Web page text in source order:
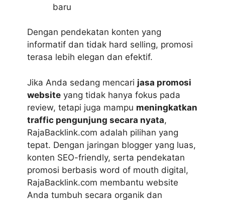
baru
Dengan pendekatan konten yang
informatif dan tidak hard selling, promosi
terasa lebih elegan dan efektif.
Jika Anda sedang mencari jasa promosi
website yang tidak hanya fokus pada
review, tetapi juga mampu meningkatkan
traffic pengunjung secara nyata,
RajaBacklink.com adalah pilihan yang
tepat. Dengan jaringan blogger yang luas,
konten SEO-friendly, serta pendekatan
promosi berbasis word of mouth digital,
RajaBacklink.com membantu website
Anda tumbuh secara organik dan